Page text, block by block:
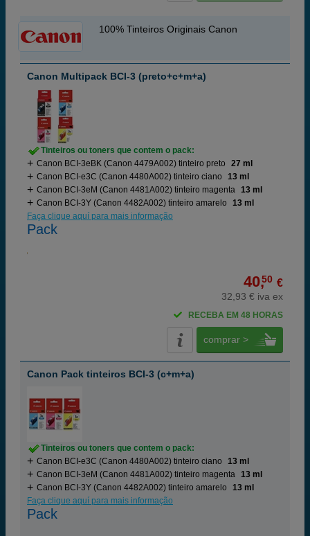
100% Tinteiros Originais Canon
Canon Multipack BCI-3 (preto+c+m+a)
Tinteiros ou toners que contem o pack:
Canon BCI-3eBK (Canon 4479A002) tinteiro preto
27 ml
Canon BCI-e3C (Canon 4480A002) tinteiro ciano
13 ml
Canon BCI-3eM (Canon 4481A002) tinteiro magenta 13 ml
Canon BCI-3Y (Canon 4482A002) tinteiro amarelo
13 ml
Faça clique aquí para mais informação
Pack
40,50 €
32,93 € iva ex
RECEBA EM 48 HORAS
comprar >
Canon Pack tinteiros BCI-3 (c+m+a)
Tinteiros ou toners que contem o pack:
Canon BCI-e3C (Canon 4480A002) tinteiro ciano
13 ml
Canon BCI-3eM (Canon 4481A002) tinteiro magenta 13 ml
Canon BCI-3Y (Canon 4482A002) tinteiro amarelo
13 ml
Faça clique aquí para mais informação
Pack